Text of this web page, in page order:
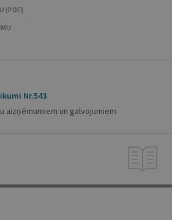
(PDF)
Nr.543
aizņēmumiem un galvojumiem